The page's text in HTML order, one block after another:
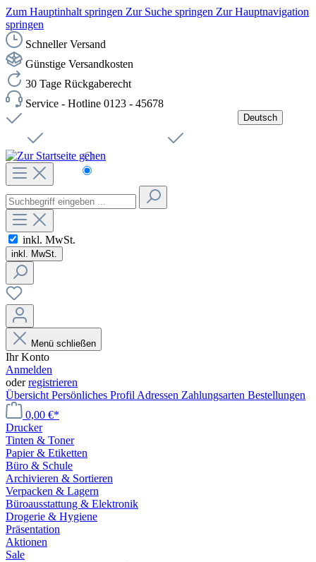
Zum Hauptinhalt springen Zur Suche springen Zur Hauptnavigation
springen
Schneller Versand
Günstige Versandkosten
30 Tage Rückgaberecht
Service - Hotline 0123 - 45678
Deutsch
Čeština
inkl. MwSt.
inkl. MwSt.
Menü schließen
Ihr Konto
Anmelden
oderregistrieren
Übersicht Persönliches Profil Adressen Zahlungsarten Bestellungen
0,00 €*
Drucker
Tinten & Toner
Papier & Etiketten
Büro & Schule
Archivieren & Sortieren
Verpacken & Lagern
Büroausstattung & Elektronik
Drogerie & Hygiene
Präsentation
Aktionen
Sale